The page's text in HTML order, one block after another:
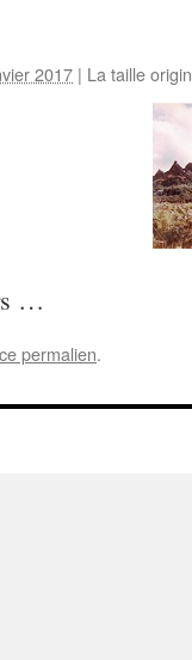
2017 | La taille
…
ce permalien.